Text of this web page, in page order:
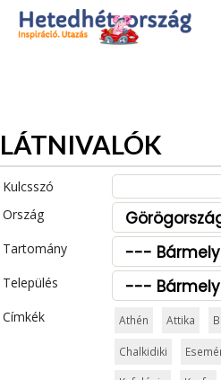
Az oldal sütiket (cookies) használ.
Adatvédelmi tájékoztató
LÁTNIVALÓK
Kulcsszó
Ország
Tartomány
Település
Címkék
Athén Attika
Chalkidiki